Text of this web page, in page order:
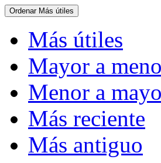
Ordenar Más útiles
Más útiles
Mayor a
Menor a
Más reciente
Más antiguo